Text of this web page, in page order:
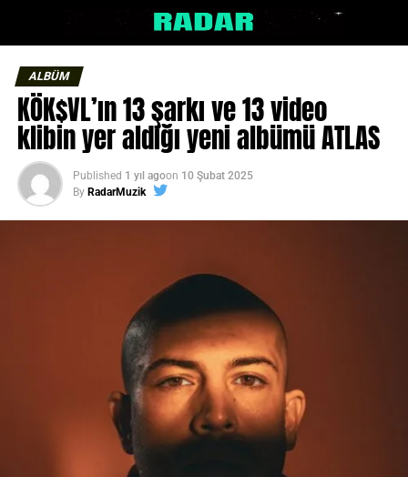
ALBÜM
KÖK$VL’ın 13 şarkı ve 13 video
klibin yer aldığı yeni albümü ATLAS
Published 1 yıl agoon 10 Şubat 2025
By RadarMuzik